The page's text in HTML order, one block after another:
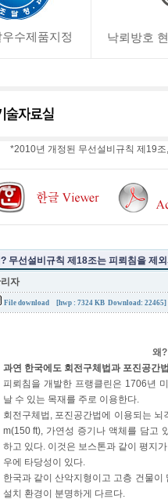
수제품지정 낙뢰방호
*2010년 개정된 무선설비규칙 제19조
무선설비규칙 제18조는 피뢰침을 제
자
File download [hwp : 7324 KB Download: 22465]
왜
과연 한국에도 회전구체법과 포진공간
피뢰침을 개발한 프랭클린은 1706년
날 수 있는 목재를 주로 이용한다.
회전구체법, 포진공간법에 이용되는
m(150 ft), 가연성 증기나 액체를 담고
하고 있다. 이것은 보스톤과 같이 평지
우에 타당성이 있다.
한국과 같이 산악지형이고 고층 건물
설치 환경이 분명하게 다르다.